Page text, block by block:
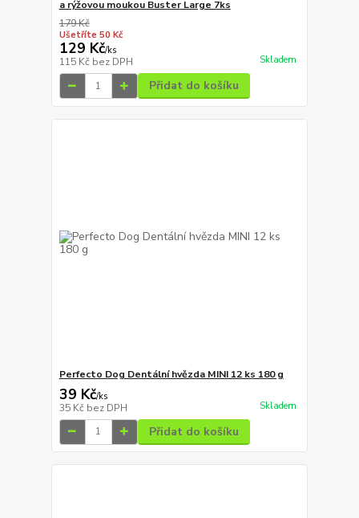
a rýžovou moukou Buster Large 7ks
179 Kč
Ušetříte 50 Kč
129 Kč/ks
115 Kč bez DPH Skladem
Přidat do košíku
Perfecto Dog Dentální hvězda MINI 12 ks 180 g
39 Kč/ks
35 Kč bez DPH Skladem
Přidat do košíku